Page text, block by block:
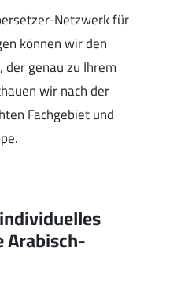
Netzwerk für
können wir den
genau zu Ihrem
wir nach der
Fachgebiet und
Arabisch-